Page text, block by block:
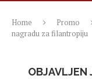
Home Promo
nagradu za filantropiju
OBJAVLJEN